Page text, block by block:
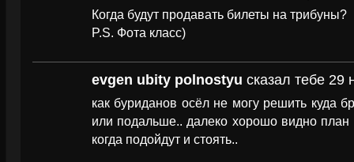
Когда будут продавать билеты на трибуны?
P.S. Фота класс)
evgen ubity polnostyu сказал тебе 29
как буриданов осёл не могу решить куда
или подальше.. далеко хорошо видно план
когда подойдут и стоять..